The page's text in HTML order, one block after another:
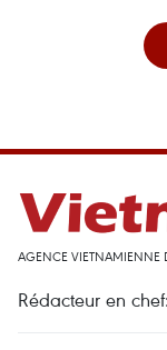
AGENCE VIETNAMIENNE
Rédacteur en